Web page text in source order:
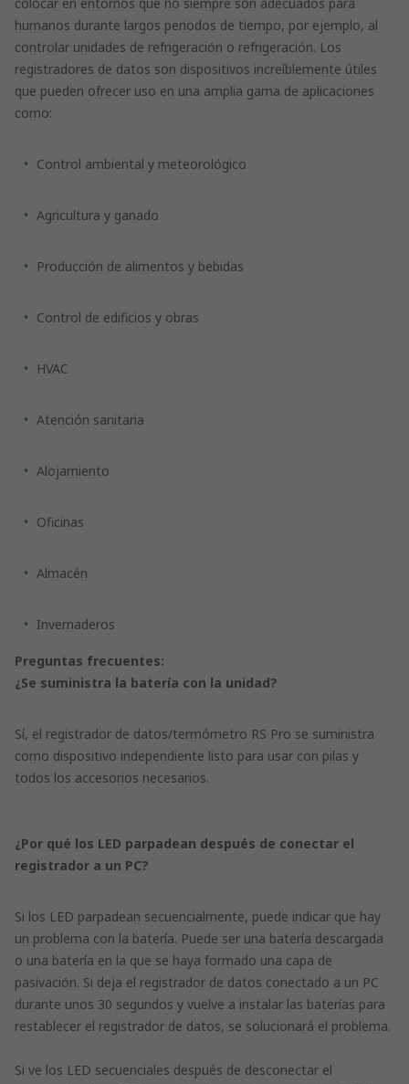
humanos durante largos periodos de tiempo, por ejemplo, al
controlar unidades de refrigeración o refrigeración. Los
registradores de datos son dispositivos increíblemente útiles
que pueden ofrecer uso en una amplia gama de aplicaciones
como:
Control ambiental y meteorológico
Agricultura y ganado
Producción de alimentos y bebidas
Control de edificios y obras
HVAC
Atención sanitaria
Alojamiento
Oficinas
Almacén
Invernaderos
Preguntas frecuentes:
¿Se suministra la batería con la unidad?
Sí, el registrador de datos/termómetro RS Pro se suministra
como dispositivo independiente listo para usar con pilas y
todos los accesorios necesarios.
¿Por qué los LED parpadean después de conectar el
registrador a un PC?
Si los LED parpadean secuencialmente, puede indicar que hay
un problema con la batería. Puede ser una batería descargada
o una batería en la que se haya formado una capa de
pasivación. Si deja el registrador de datos conectado a un PC
durante unos 30 segundos y vuelve a instalar las baterías para
restablecer el registrador de datos, se solucionará el problema.
Si ve los LED secuenciales después de desconectar el